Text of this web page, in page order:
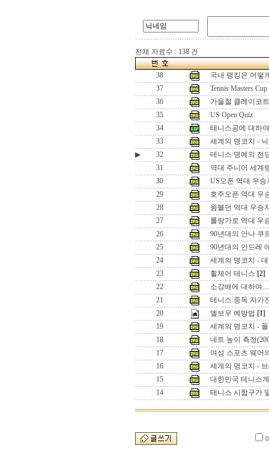
전체 자료수 : 138 건
38
국내 랭킹은 어떻
37
Tennis Masters Cup
36
가을철 클레이코
35
US Open Quiz
34
테니스공에 대하여
33
세계의 명코치 -
▶
32
테니스 명예의 전
31
역대 주니어 세계
30
US오픈 역대 우승
29
호주오픈 역대 우
28
윔블던 역대 우승
27
롤랑가로 역대 우
26
90년대의 안나 쿠
25
90년대의 안드레
24
세계의 명코치 -
23
휠체어 테니스 [2]
22
소강배에 대하여
21
테니스 중독 자가
20
엘보우 예방법 [1]
19
세계의 명코치 -
18
네트 높이 측정
17
여성 스포츠 웨어
16
세계의 명코치 -
15
대한민국 테니스
14
테니스 시합구가